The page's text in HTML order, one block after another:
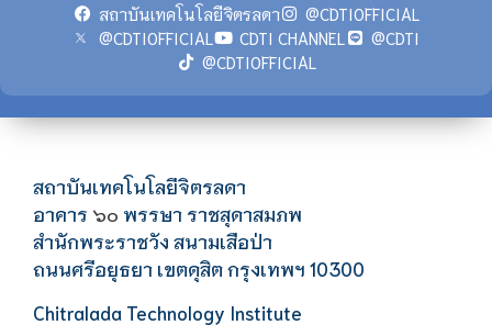
สถาบันเทคโนโลยีจิตรลดา
@CDTIOFFICIAL
@CDTIOFFICIAL
CDTI CHANNEL
@CDTI
@CDTIOFFICIAL
สถาบันเทคโนโลยีจิตรลดา
อาคาร ๖๐ พรรษา ราชสุดาสมภพ
สำนักพระราชวัง สนามเสือป่า
ถนนศรีอยุธยา เขตดุสิต กรุงเทพฯ 10300
Chitralada Technology Institute